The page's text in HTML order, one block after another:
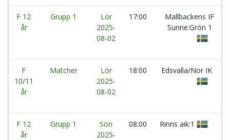
F 12
år
Grupp 1
Lör
2025-
08-02
17:00
Mallbackens IF
Sunne:Grön 1
F
10/11
år
Matcher
Lör
2025-
08-02
18:00 Edsvalla/Nor IK
F 12
år
Grupp 1
Sön
2025-
08:00 Rinns aik:1